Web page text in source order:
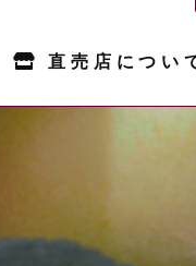
直売店につい